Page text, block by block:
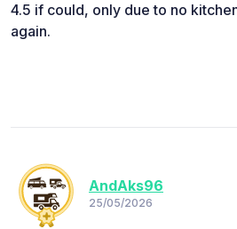
4.5 if could, only due to no
again.
AndAks96
25/05/2026